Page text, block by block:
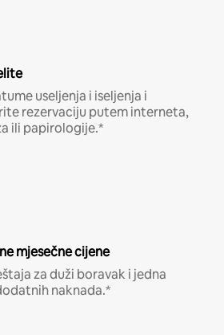
useljenja i iseljenja i
rezervaciju putem interneta,
ili papirologije.*
mjesečne cijene
za duži boravak i jedna
naknada.*